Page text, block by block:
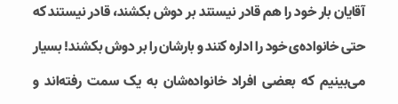
آقایان بار خود را هم قادر نیستند بر دوش بکشند، قادر نیستند که
حتی خانواده‌ی خود را اداره کنند و بارشان را بر دوش بکشند! بسیار
می‌بینیم که بعضی افراد خانواده‌شان به یک سمت رفته‌اند و